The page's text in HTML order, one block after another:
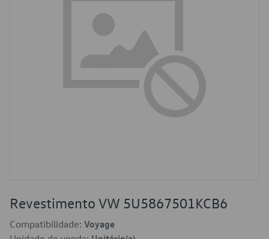
Revestimento VW 5U5867501KCB6
Compatibilidade: Voyage